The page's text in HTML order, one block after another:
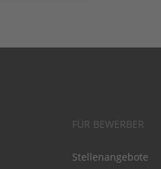
FÜR BEWERBER
Stellenangebote